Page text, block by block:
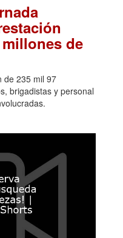
millones de
de 235 mil 97
brigadistas y personal